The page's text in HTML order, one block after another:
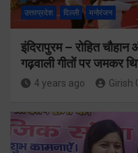
उत्तरप्रदेश दिल्ली मनोरंजन
इंदिरापुरम – रोहित
गढ़वाली गीतों पर जमकर
4 years ago Girish